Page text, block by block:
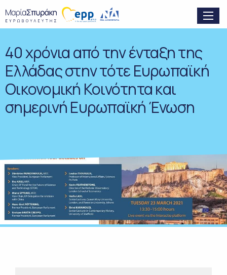
40 χρόνια από την ένταξη της
Ελλάδας στην τότε Ευρωπαϊκή
Οικονομική Κοινότητα και
σημερινή Ευρωπαϊκή Ένωση